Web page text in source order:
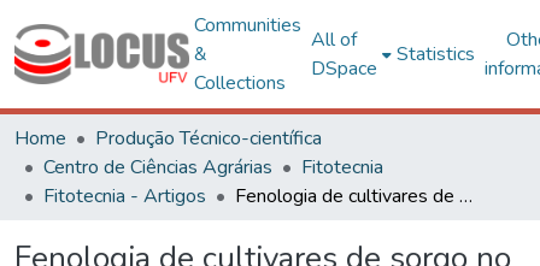
Communities
&
Collections
All of
DSpace
Statistics
Home
Produção Técnico-científica
Centro de Ciências Agrárias
Fitotecnia
Fitotecnia - Artigos
Fenologia de cultivares de sorgo no período de verão e rebrota na "safrinha"